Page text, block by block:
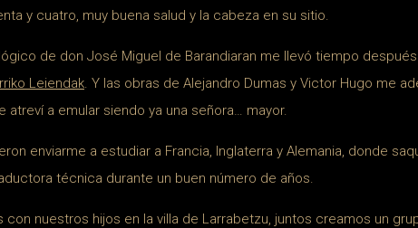
y cuatro, muy buena salud y la cabeza en su sitio.
de don José Miguel de Barandiaran me llevó tiempo
Leiendak. Y las obras de Alejandro Dumas y Victor Hugo me
atreví a emular siendo ya una señora… mayor.
enviarme a estudiar a Francia, Inglaterra y Alemania, donde
técnica durante un buen número de años.
nuestros hijos en la villa de Larrabetzu, juntos creamos un